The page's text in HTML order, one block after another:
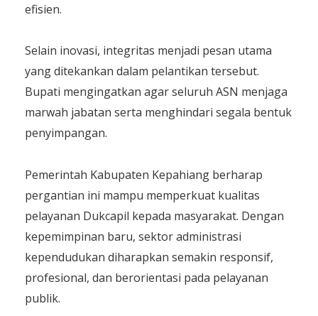
efisien.
Selain inovasi, integritas menjadi pesan utama
yang ditekankan dalam pelantikan tersebut.
Bupati mengingatkan agar seluruh ASN menjaga
marwah jabatan serta menghindari segala bentuk
penyimpangan.
Pemerintah Kabupaten Kepahiang berharap
pergantian ini mampu memperkuat kualitas
pelayanan Dukcapil kepada masyarakat. Dengan
kepemimpinan baru, sektor administrasi
kependudukan diharapkan semakin responsif,
profesional, dan berorientasi pada pelayanan
publik.